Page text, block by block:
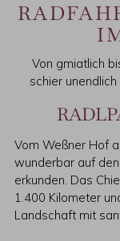
Von gmiatlich
schier
Vom Weßner Hof
wunderbar auf
erkunden. Das
1.400 Kilometer
Landschaft mit